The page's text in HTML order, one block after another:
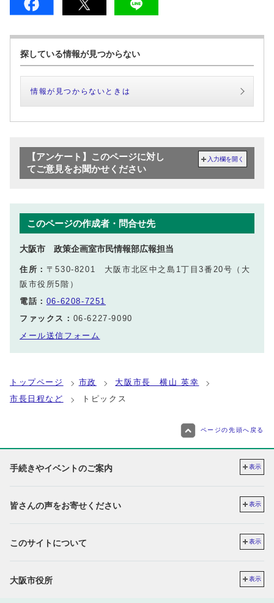
探している情報が見つからない
情報が見つからないときは
【アンケート】このページに対し
てご意見をお聞かせください
入力欄を開く
このページの作成者・問合せ先
大阪市 政策企画室市民情報部広報担当
住所： 〒530-8201 大阪市北区中之島1丁目3番20号（大
阪市役所5階）
電話： 06-6208-7251
ファックス： 06-6227-9090
メール送信フォーム
トップページ 市政
大阪市長 横山 英幸
市長日程など
トピックス
ページの先頭へ戻る
手続きやイベントのご案内 表示
皆さんの声をお寄せください 表示
このサイトについて 表示
大阪市役所 表示